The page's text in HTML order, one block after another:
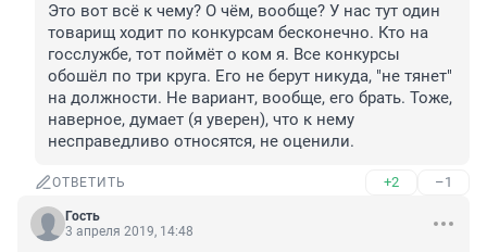
Это вот всё к чему? О чём, вообще? У нас тут один
товарищ ходит по конкурсам бесконечно. Кто на
госслужбе, тот поймёт о ком я. Все конкурсы
обошёл по три круга. Его не берут никуда, "не тянет"
на должности. Не вариант, вообще, его брать. Тоже,
наверное, думает (я уверен), что к нему
несправедливо относятся, не оценили.
ОТВЕТИТЬ +2 –1
Гость
3 апреля 2019, 14:48